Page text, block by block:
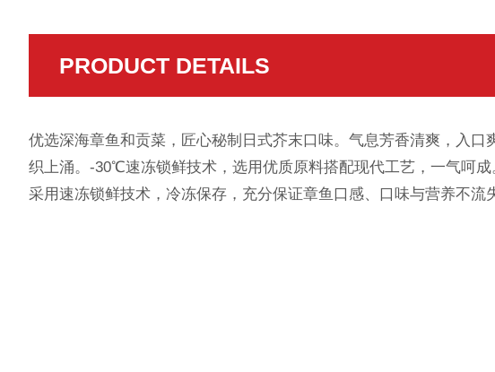
PRODUCT DETAILS
优选深海章鱼和贡菜，匠心秘制日式芥末口味。气息芳香清爽，入
织上涌。-30℃速冻锁鲜技术，选用优质原料搭配现代工艺，一气呵成
采用速冻锁鲜技术，冷冻保存，充分保证章鱼口感、口味与营养不流